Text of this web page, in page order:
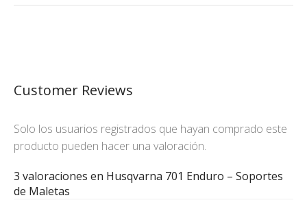
Customer Reviews
3 valoraciones en Husqvarna 701 Enduro – Soportes
de Maletas
Solo los usuarios registrados que hayan comprado este
producto pueden hacer una valoración.